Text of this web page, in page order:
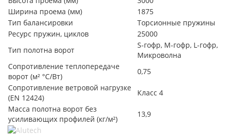
Ширина проема (мм)
1875
Тип балансировки
Торсионные пружины
Ресурс пружин, циклов
25000
Тип полотна ворот
S-гофр, М-гофр, L-гофр,
Микроволна
Сопротивление теплопередаче
ворот (м² °С/Вт)
0,75
Сопротивление ветровой нагрузке
(EN 12424)
Класс 4
Масса полотна ворот без
усиливающих профилей (кг/м²)
13,9